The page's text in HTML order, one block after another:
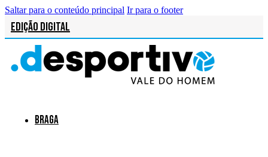
Saltar para o conteúdo principal Ir para o footer
Edição Digital
Braga